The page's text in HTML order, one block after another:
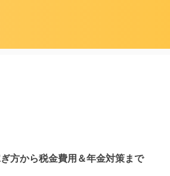
方から税金費用＆年金対策まで